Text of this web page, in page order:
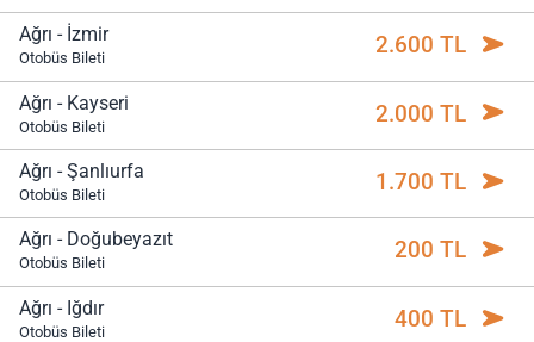
Ağrı - İzmir
Otobüs Bileti 2.600 TL
Ağrı - Kayseri
Otobüs Bileti 2.000 TL
Ağrı - Şanlıurfa
Otobüs Bileti 1.700 TL
Ağrı - Doğubeyazıt
Otobüs Bileti 200 TL
Ağrı - Iğdır
Otobüs Bileti 400 TL